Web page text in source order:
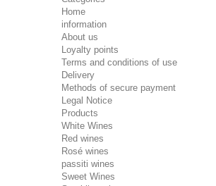
Home
information
About us
Loyalty points
Terms and conditions of use
Delivery
Methods of secure payment
Legal Notice
Products
White Wines
Red wines
Rosé wines
passiti wines
Sweet Wines